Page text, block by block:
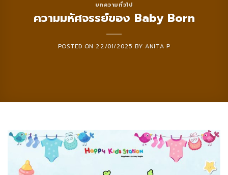
บทความทั่วไป
ความมหัศจรรย์ของ Baby Born
POSTED ON 22/01/2025 BYANITA P